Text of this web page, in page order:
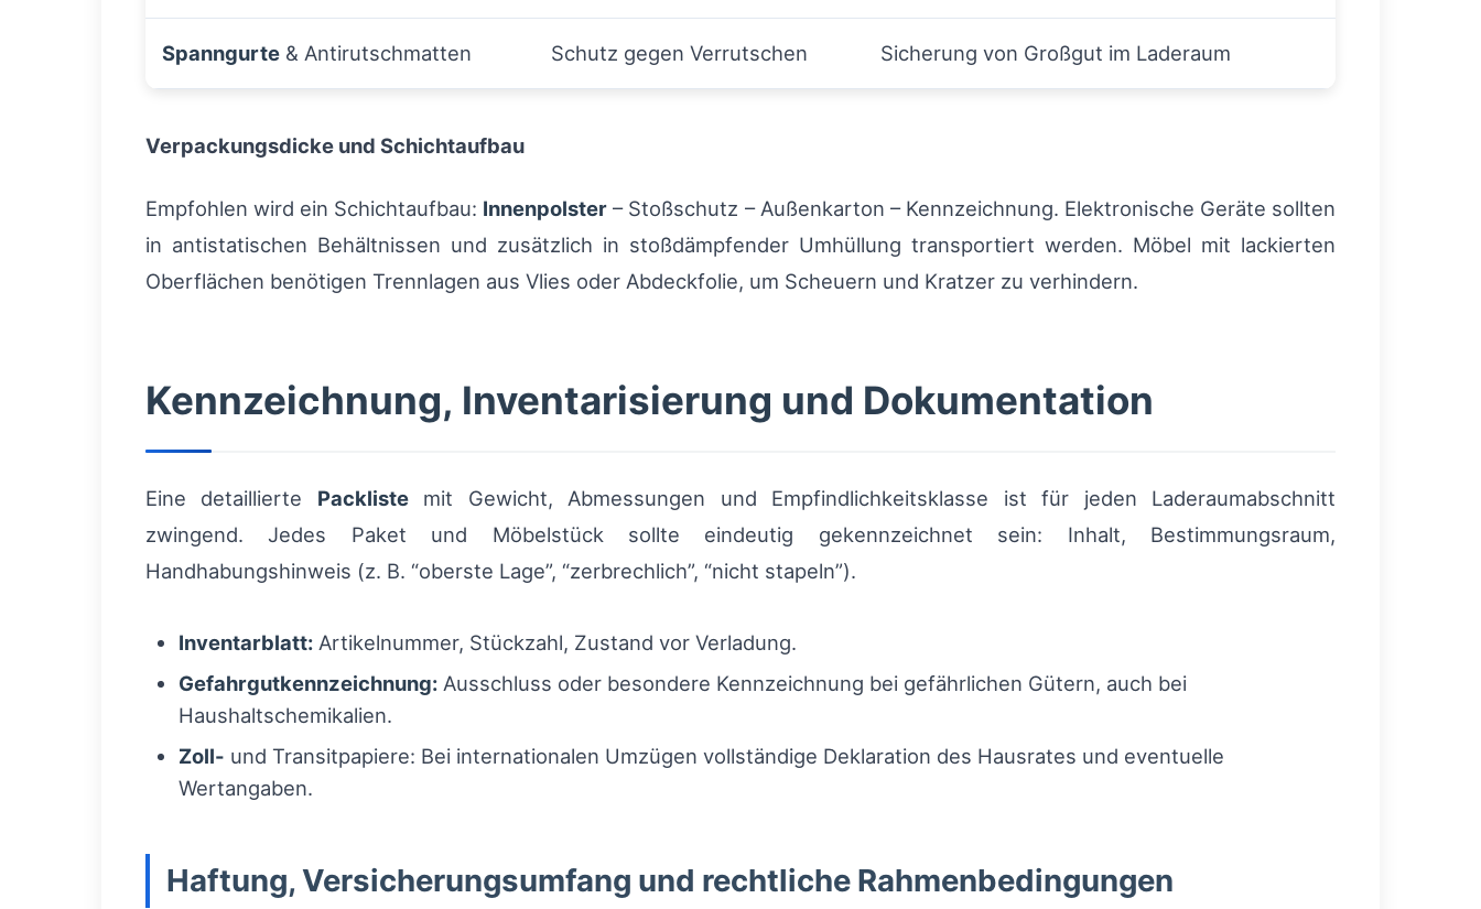
Spanngurte & Antirutschmatten Schutz gegen Verrutschen Sicherung von Großgut im Laderaum
Verpackungsdicke und Schichtaufbau
Empfohlen wird ein Schichtaufbau: Innenpolster – Stoßschutz – Außenkarton – Kennzeichnung. Elektronische Geräte sollten
in antistatischen Behältnissen und zusätzlich in stoßdämpfender Umhüllung transportiert werden. Möbel mit lackierten
Oberflächen benötigen Trennlagen aus Vlies oder Abdeckfolie, um Scheuern und Kratzer zu verhindern.
Kennzeichnung, Inventarisierung und Dokumentation
Eine detaillierte Packlistemit Gewicht, Abmessungen und Empfindlichkeitsklasse ist für jeden Laderaumabschnitt
zwingend. Jedes Paket und Möbelstück sollte eindeutig gekennzeichnet sein: Inhalt, Bestimmungsraum,
Handhabungshinweis (z. B. “oberste Lage”, “zerbrechlich”, “nicht stapeln”).
Inventarblatt: Artikelnummer, Stückzahl, Zustand vor Verladung.
Gefahrgutkennzeichnung: Ausschluss oder besondere Kennzeichnung bei gefährlichen Gütern, auch bei
Haushaltschemikalien.
Zoll- und Transitpapiere: Bei internationalen Umzügen vollständige Deklaration des Hausrates und eventuelle
Wertangaben.
Haftung, Versicherungsumfang und rechtliche Rahmenbedingungen